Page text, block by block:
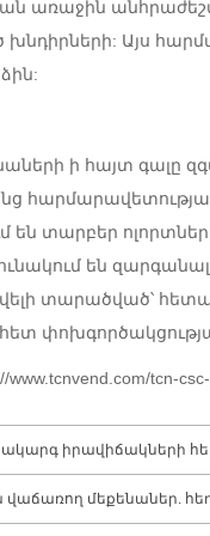
առաջին
Այս
ի հայտ գալը
տարբեր
են
տարածված՝
tcn-csc-
իրավիճակների
մեքենաներ.